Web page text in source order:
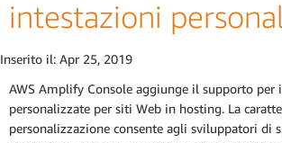
intestazioni
Inserito il: Apr 25, 2019
AWS Amplify Console aggiunge il supporto per
personalizzate per siti Web in hosting. La
personalizzazione consente agli sviluppatori di